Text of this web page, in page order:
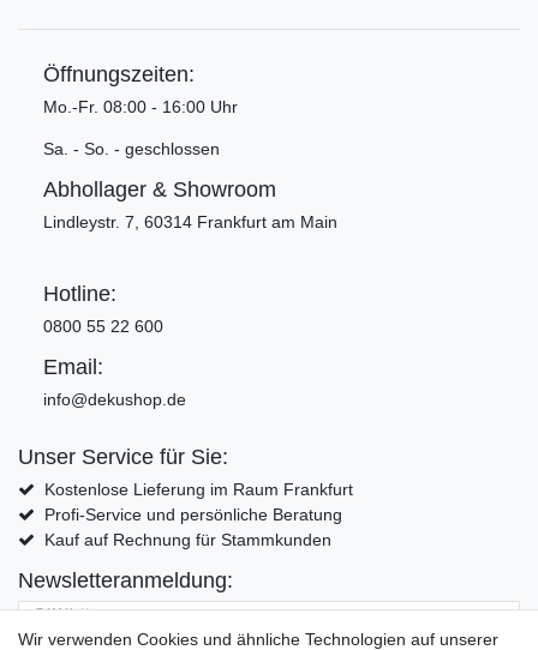
Öffnungszeiten:
Mo.-Fr. 08:00 - 16:00 Uhr
Sa. - So. - geschlossen
Abhollager & Showroom
Lindleystr. 7, 60314 Frankfurt am Main
Hotline:
0800 55 22 600
Email:
info@dekushop.de
Unser Service für Sie:
Kostenlose Lieferung im Raum Frankfurt
Profi-Service und persönliche Beratung
Kauf auf Rechnung für Stammkunden
Newsletteranmeldung:
E-MAIL **
Wir verwenden Cookies und ähnliche Technologien auf unserer